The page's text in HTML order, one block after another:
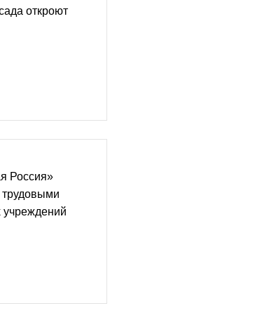
откроют
Россия»
трудовыми
учреждений